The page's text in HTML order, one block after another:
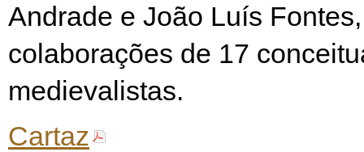
Andrade e João Luís
colaborações de 17
medievalistas.
Cartaz